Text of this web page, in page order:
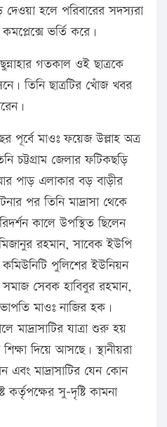
হলে পরিবারের সদস্যরা
কমপ্লেক্সে ভর্তি করে।
গতকাল ওই ছাত্রকে
তিনি ছাত্রটির খোঁজ খবর
পূর্বে মাওঃ ফয়েজ উল্লাহ অত্র
চট্টগ্রাম জেলার ফটিকছড়ি
পাড় এলাকার বড় বাড়ীর
পর তিনি মাদ্রাসা থেকে
কালে উপস্থিত ছিলেন
মিজানুর রহমান, সাবেক ইউপি
পুলিশের ইউনিয়ন
সেবক হাবিবুর রহমান,
মাওঃ নাজির হক।
মাদ্রাসাটির যাত্রা শুরু হয়
দিয়ে আসছে। স্থানীয়রা
এবং মাদ্রাসাটির যেন কোন
কর্তৃপক্ষের সু-দৃষ্টি কামনা